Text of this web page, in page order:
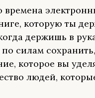
времена
которую ты
держишь в
силам
которое вы
людей,